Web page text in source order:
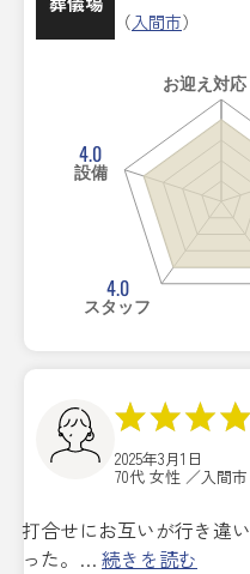
（入間市）
お迎え対応
4.0
スタッフ
4.0
設備
2025年3月1日
70代 女性 ／入間市
打合せにお互いが行き違
った。… 続きを読む